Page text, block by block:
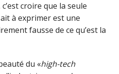
croire que la seule
à exprimer est une
fausse de ce qu’est la
du «high-tech